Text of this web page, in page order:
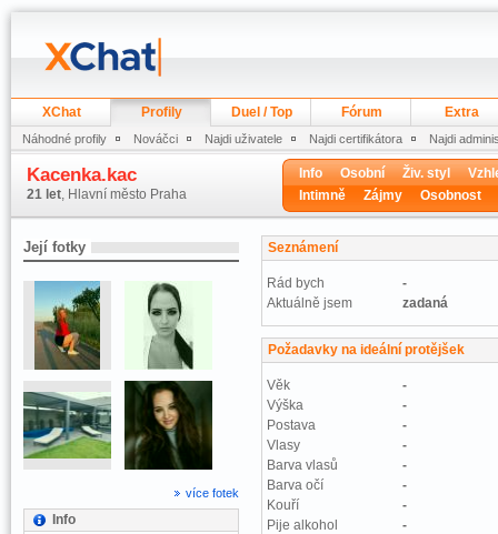
XChat Profily Duel / Top Fórum Extra
Náhodné profily Nováčci Najdi uživatele Najdi certifikátora Najdi
Kacenka.kac
21 let, Hlavní město Praha
Info Osobní Živ. styl
Intimně
Zájmy Osobnost
Její fotky
více fotek
Info
Seznámení
Rád bych
-
Aktuálně jsem
zadaná
Požadavky na ideální protějšek
Věk
-
Výška
-
Postava
-
Vlasy
-
Barva vlasů
-
Barva očí
-
Kouří
-
Pije alkohol
-